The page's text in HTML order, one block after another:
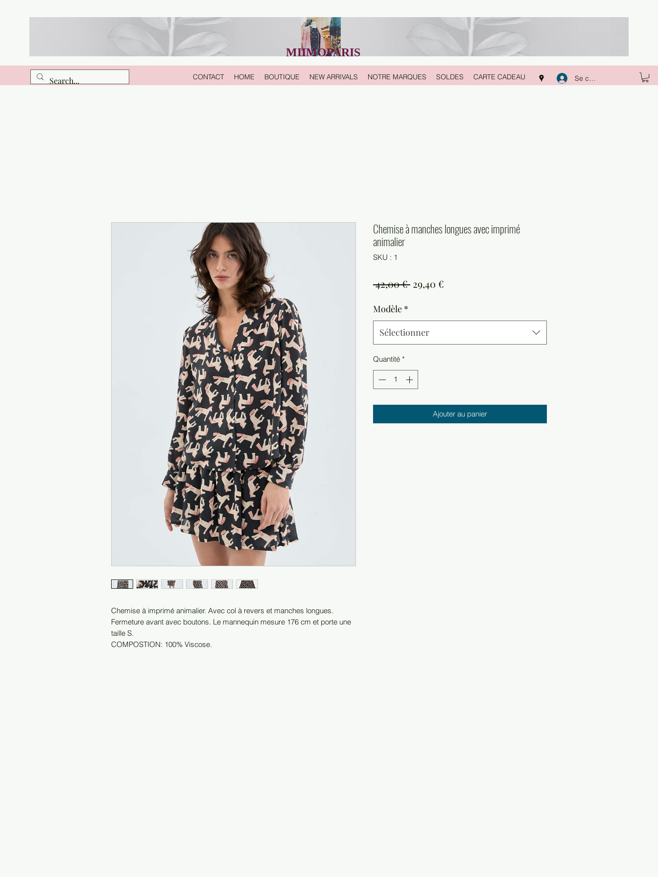
MIIMOPARIS
CONTACT HOME BOUTIQUE NEW ARRIVALS NOTRE MARQUES SOLDES CARTE CADEAU Se connecter
Chemise à imprimé animalier. Avec col à revers et manches longues.
Fermeture avant avec boutons. Le mannequin mesure 176 cm et porte une
taille S.
COMPOSTION: 100% Viscose.
Chemise à manches longues avec imprimé
animalier
SKU : 1
42,00 € Prix
29,40 €
Modèle *
Sélectionner
Quantité *
Ajouter au panier